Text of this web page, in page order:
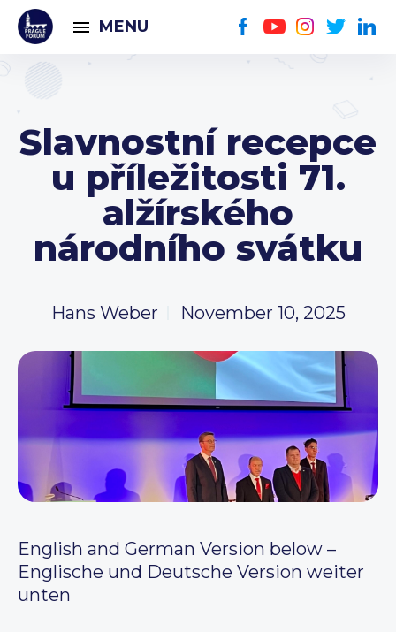
MENU
Slavnostní recepce
u příležitosti 71.
alžírského
národního svátku
Hans Weber November 10, 2025
English and German Version below –
Englische und Deutsche Version weiter
unten